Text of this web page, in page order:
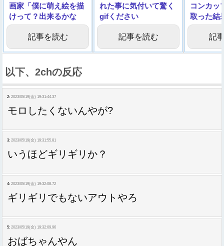
画家「僕に萌え絵を描
けって？出来るかな
ぁ///」
記事を読む
れた事に気付いて驚く
gifください
記事を読む
コンカッ
取った
記
以下、2chの反応
2: 2023/05/19(金) 19:31:44.37
モロしたくないんやが?
3: 2023/05/19(金) 19:31:55.81
いうほどギリギリか？
4: 2023/05/19(金) 19:32:08.72
ギリギリでもないアウトやろ
5: 2023/05/19(金) 19:32:09.96
おばちゃんやん